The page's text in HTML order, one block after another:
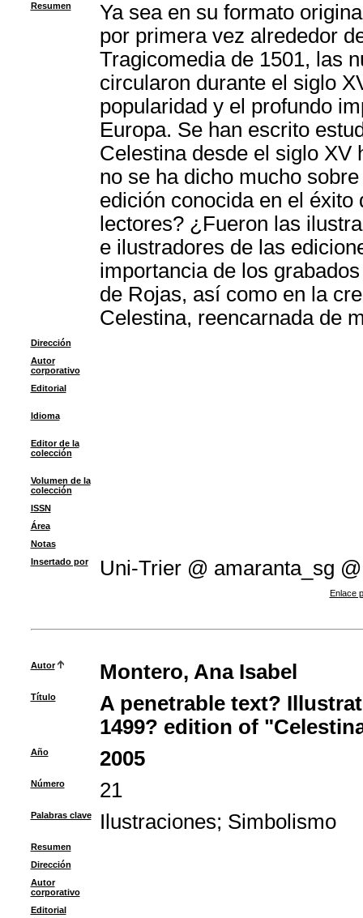
Resumen
Ya sea en su formato
por primera vez alrededor
Tragicomedia de 1501, las
circularon durante el siglo
popularidad y el profundo
Europa. Se han escrito
Celestina desde el siglo XV
no se ha dicho mucho
edición conocida en el
lectores? ¿Fueron las
e ilustradores de las
importancia de los
de Rojas, así como en la
Celestina, reencarnada de
Dirección
Autor
corporativo
Editorial
Idioma
Editor de la
colección
Volumen de la
colección
ISSN
Área
Notas
Insertado por
Uni-Trier @ amaranta_sg @
Enlace
Autor Montero, Ana Isabel
Título
A penetrable text?
1499? edition of
Año 2005
Número 21
Palabras clave Ilustraciones; Simbolismo
Resumen
Dirección
Autor
corporativo
Editorial